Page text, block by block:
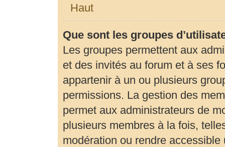
Haut
Que sont les groupes
Les groupes permettent aux
et des invités au forum et à ses
appartenir à un ou plusieurs
permissions. La gestion des
permet aux administrateurs de
plusieurs membres à la fois,
modération ou rendre accessible